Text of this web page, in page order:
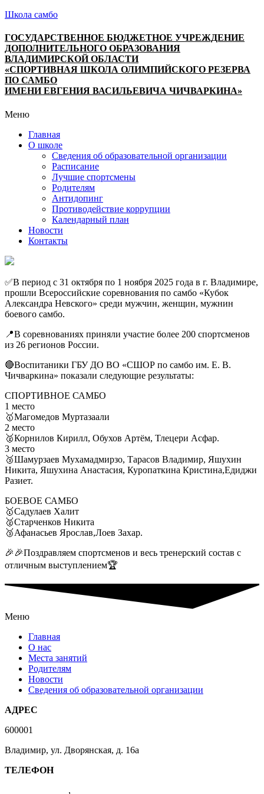
Школа самбо
ГОСУДАРСТВЕННОЕ БЮДЖЕТНОЕ УЧРЕЖДЕНИЕ
ДОПОЛНИТЕЛЬНОГО ОБРАЗОВАНИЯ
ВЛАДИМИРСКОЙ ОБЛАСТИ
«СПОРТИВНАЯ ШКОЛА ОЛИМПИЙСКОГО РЕЗЕРВА
ПО САМБО
ИМЕНИ ЕВГЕНИЯ ВАСИЛЬЕВИЧА ЧИЧВАРКИНА»
Меню
Главная
О школе
Сведения об образовательной организации
Расписание
Лучшие спортсмены
Родителям
Антидопинг
Противодействие коррупции
Календарный план
Новости
Контакты
✅В период с 31 октября по 1 ноября 2025 года в г. Владимире,
прошли Всероссийские соревнования по самбо «Кубок
Александра Невского» среди мужчин, женщин, мужнин
боевого самбо.
📍В соревнованиях приняли участие более 200 спортсменов
из 26 регионов России.
🔴Воспитаники ГБУ ДО ВО «СШОР по самбо им. Е. В.
Чичваркина» показали следующие результаты:
СПОРТИВНОЕ САМБО
1 место
🥇Магомедов Муртазаали
2 место
🥈Корнилов Кирилл, Обухов Артём, Тлецери Асфар.
3 место
🥉Шамурзаев Мухамадмирзо, Тарасов Владимир, Яшухин
Никита, Яшухина Анастасия, Куропаткина Кристина,Едиджи
Разиет.
БОЕВОЕ САМБО
🥇Садулаев Халит
🥈Старченков Никита
🥉Афанасьев Ярослав,Лоев Захар.
🎉🎉Поздравляем спортсменов и весь тренерский состав с
отличным выступлением🏆
Меню
Главная
О нас
Места занятий
Родителям
Новости
Сведения об образовательной организации
АДРЕС
600001
Владимир, ул. Дворянская, д. 16а
ТЕЛЕФОН
,